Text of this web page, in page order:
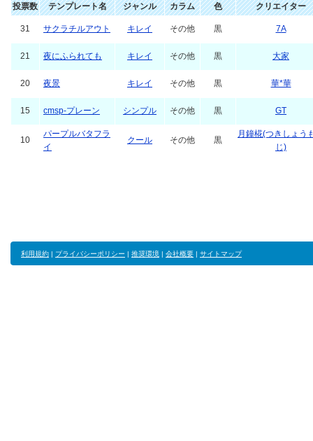
投票数 テンプレート名 ジャンル カラム 色 クリエイター
31 サクラチルアウト キレイ その他 黒 7A
21 夜にふられても キレイ その他 黒 大家
20 夜景 キレイ その他 黒 華*華
15 cmsp-プレーン シンプル その他 黒 GT
10
パープルバタフラ
イ
クール その他 黒
月鐘椛(つきしょう
じ)
利用規約 | プライバシーポリシー | 推奨環境 | 会社概要 | サイトマップ